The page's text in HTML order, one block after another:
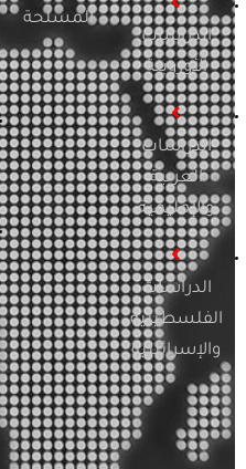
الدراسات
الأوروبية
الدراسات
العربية
والإقليمية
الدراسات
الفلسطينية
والإسرائيلية
المسلحة